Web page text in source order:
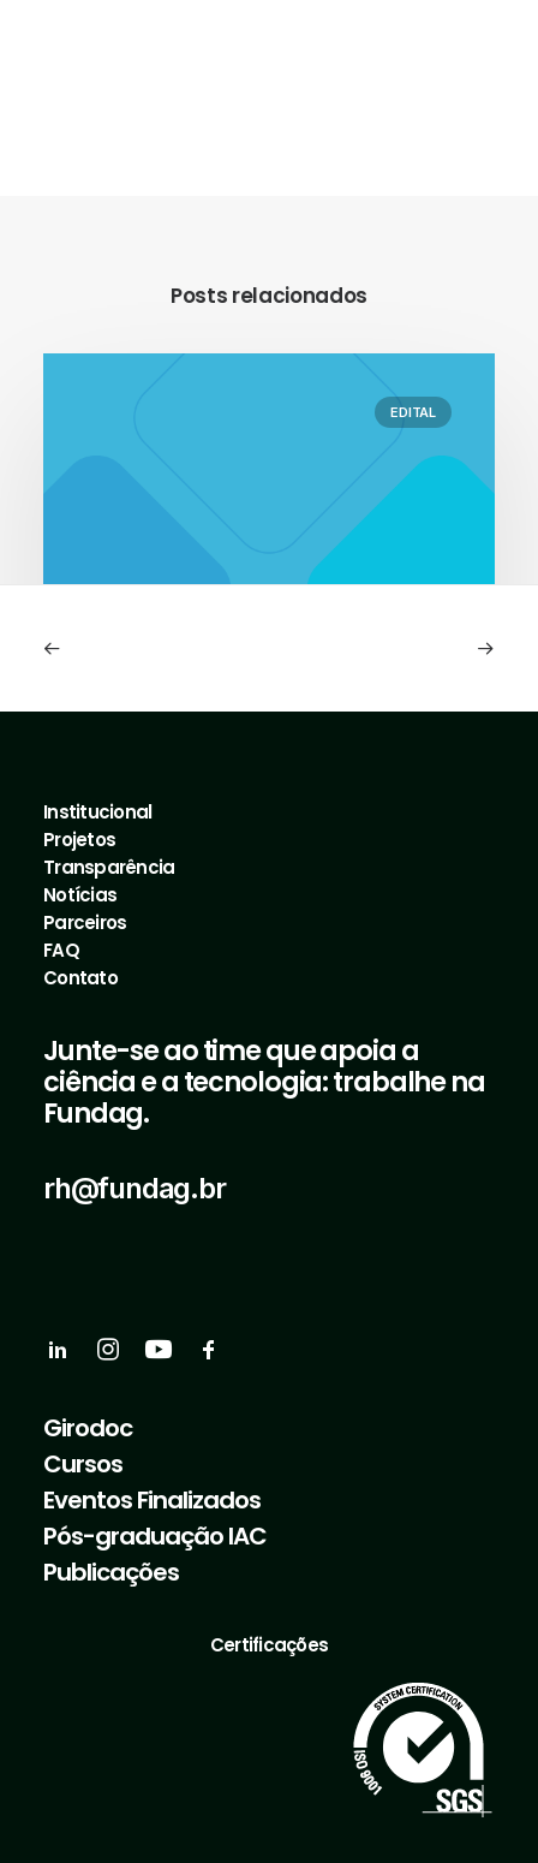
Posts relacionados
EDITAL
20.05.2026
por Fundag
Junte-se ao time que apoia a
ciência e a tecnologia: trabalhe na
Fundag.
rh@fundag.br
Institucional
Projetos
Transparência
Notícias
Parceiros
FAQ
Contato
Girodoc
Cursos
Eventos Finalizados
Pós-graduação IAC
Publicações
Certificações